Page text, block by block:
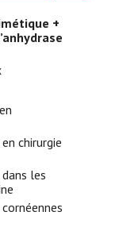
+
chirurgie
les